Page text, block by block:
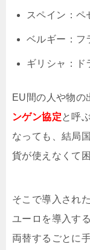
スペイン：ペ
ベルギー：フ
ギリシャ：ド
EU間の人や物の
ンゲン協定と呼
なっても、結局
貨が使えなくて
そこで導入され
ユーロを導入す
両替するごとに